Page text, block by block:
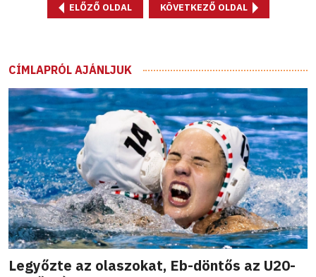
ELŐZŐ OLDAL KÖVETKEZŐ OLDAL
CÍMLAPRÓL AJÁNLJUK
Legyőzte az olaszokat, Eb-döntős az U20-